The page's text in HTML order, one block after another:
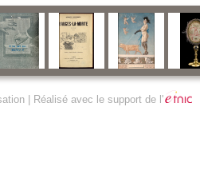
| Réalisé avec le support de l'